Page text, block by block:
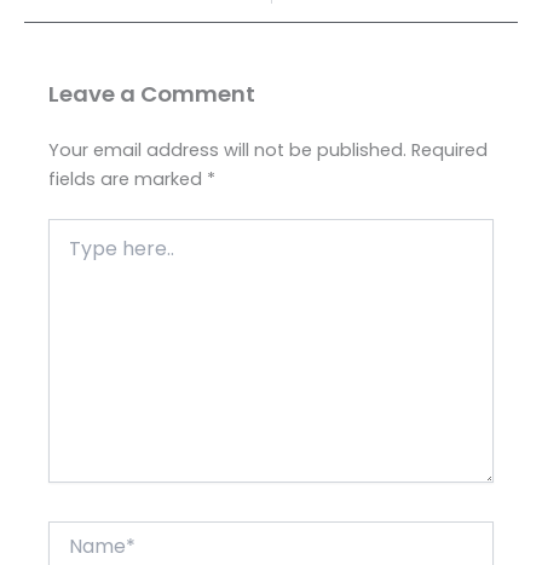
Leave a Comment
Your email address will not be published. Required
fields are marked *
here..